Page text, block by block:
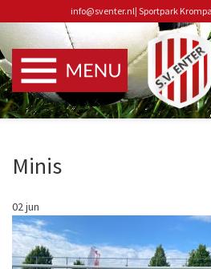
info@sventer.nl| Sportpark
Minis
02jun